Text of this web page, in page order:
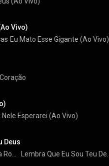
Vivo)
Eu Mato Esse Gigante (Ao Vivo)
Nele Esperarei (Ao Vivo)
Deus